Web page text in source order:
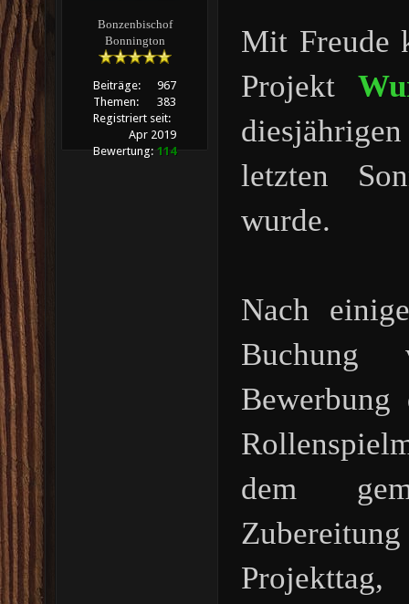
Bonzenbischof
Bonnington
Beiträge:
967
Themen:
383
Registriert seit:
Apr 2019
Bewertung: 114
Mit Freude
Projekt
letzten
wurde.
Nach
Buchung
dem